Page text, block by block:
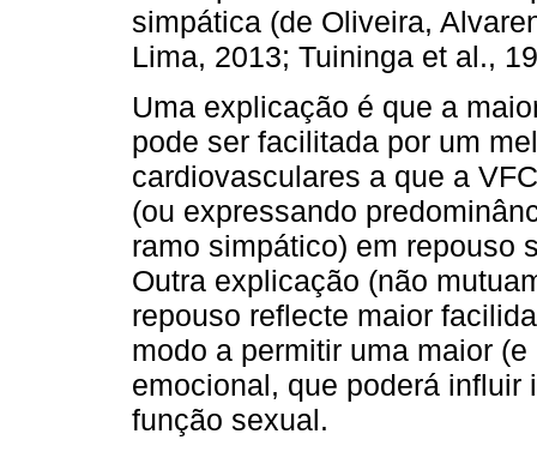
simpática (de Oliveira,
Lima, 2013; Tuininga et al.,
Uma explicação é que a
pode ser facilitada por um
cardiovasculares a que a
(ou expressando
ramo simpático) em repouso
Outra explicação (não
repouso reflecte maior
modo a permitir uma maior
emocional, que poderá
função sexual.